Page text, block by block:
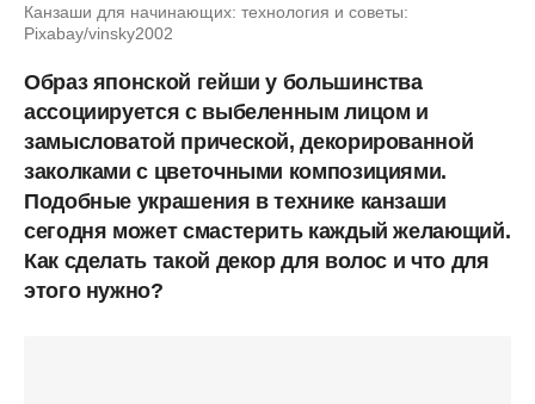
Канзаши для начинающих: технология и советы:
Pixabay/vinsky2002
Образ японской гейши у большинства
ассоциируется с выбеленным лицом и
замысловатой прической, декорированной
заколками с цветочными композициями.
Подобные украшения в технике канзаши
сегодня может смастерить каждый желающий.
Как сделать такой декор для волос и что для
этого нужно?